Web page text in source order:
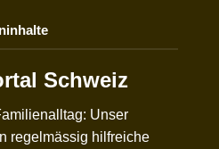
Schweiz
Unser
regelmässig hilfreiche